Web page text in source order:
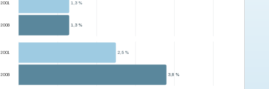
1,3 %
1,3 %
1,3 %
1,3 %
2,5 %
2,5 %
3,8 %
3,8 %
2001
2006
2001
2006